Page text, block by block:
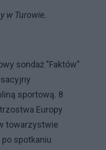
w Turowie.
sondaż "Faktów"
sportową. 8
Europy
towarzystwie
po spotkaniu